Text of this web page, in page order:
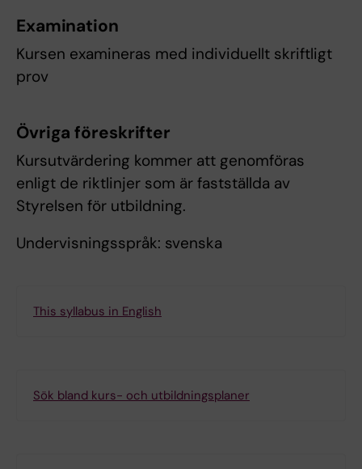
Examination
Kursen examineras med individuellt skriftligt
prov
Övriga föreskrifter
Kursutvärdering kommer att genomföras
enligt de riktlinjer som är fastställda av
Styrelsen för utbildning.
Undervisningsspråk: svenska
This syllabus in English
Sök bland kurs- och utbildningsplaner